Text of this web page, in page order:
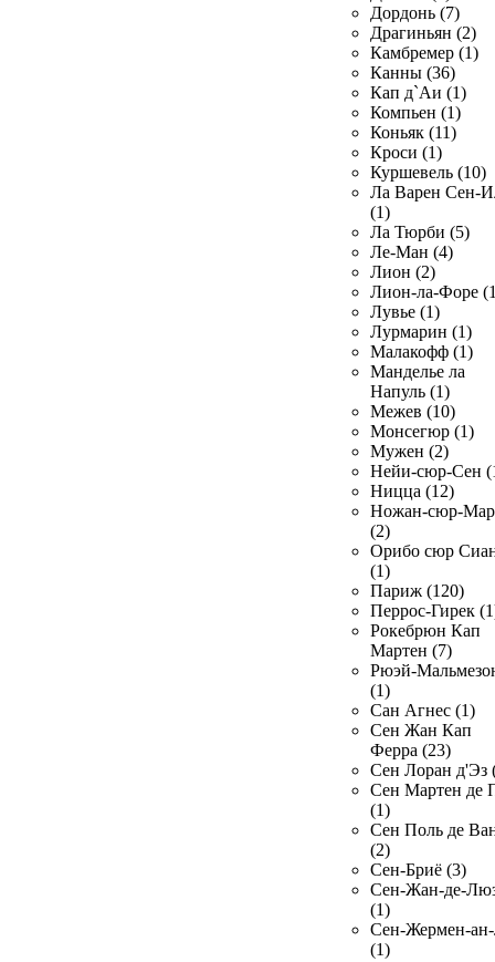
Дордонь (7)
Драгиньян (2)
Камбремер (1)
Канны (36)
Кап д`Аи (1)
Компьен (1)
Коньяк (11)
Кроси (1)
Куршевель (10)
Ла Варен Сен-
(1)
Ла Тюрби (5)
Ле-Ман (4)
Лион (2)
Лион-ла-Форе
Лувье (1)
Лурмарин (1)
Малакофф (1)
Манделье ла
Напуль (1)
Межев (10)
Монсегюр (1)
Мужен (2)
Нейи-сюр-Сен
Ницца (12)
Ножан-сюр-
(2)
Орибо сюр
(1)
Париж (120)
Перрос-Гирек
Рокебрюн Кап
Мартен (7)
Рюэй-
(1)
Сан Агнес (1)
Сен Жан Кап
Ферра (23)
Сен Лоран д'Эз
Сен Мартен де
(1)
Сен Поль де
(2)
Сен-Бриё (3)
Сен-Жан-де-
(1)
Сен-Жермен-
(1)